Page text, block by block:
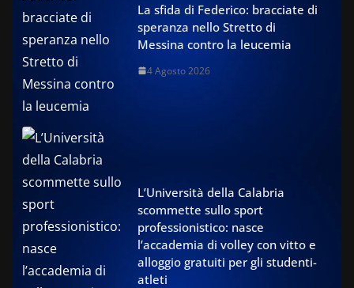
La sfida di Federico: bracciate di
speranza nello Stretto di
Messina contro la leucemia
4 Agosto 2026
L’Università della Calabria
scommette sullo sport
professionistico: nasce
l’accademia di volley con vitto e
alloggio gratuiti per gli studenti-
atleti